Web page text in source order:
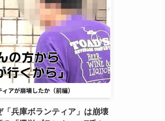
「兵庫ボランティア」は崩壊